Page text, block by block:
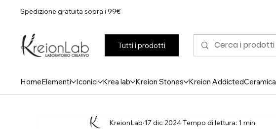
Spedizione gratuita sopra i 99€
Tutti i prodotti
HomeElementi Iconici Krea lab Kreion Stones Kreion AddictedCeramica
KreionLab 17 dic 2024Tempo di lettura: 1 min